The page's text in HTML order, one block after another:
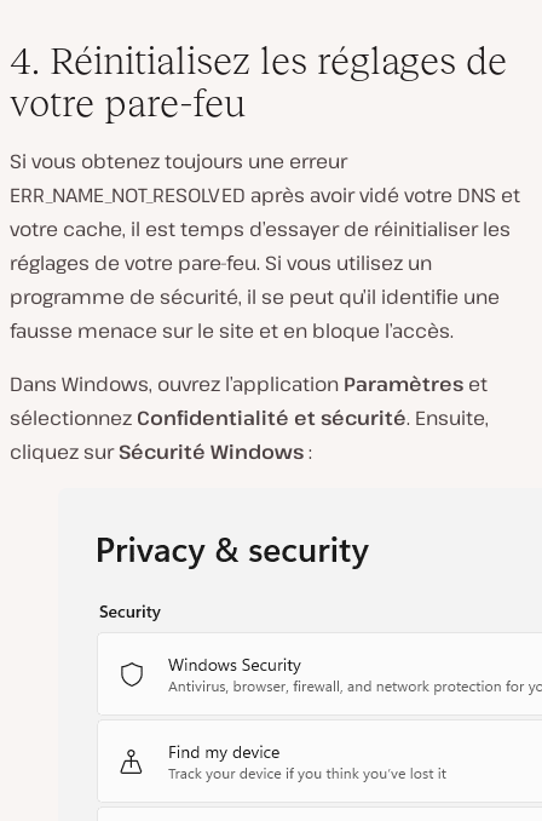
4. Réinitialisez les réglages de
votre pare-feu
Si vous obtenez toujours une erreur
ERR_NAME_NOT_RESOLVED après avoir vidé votre DNS et
votre cache, il est temps d’essayer de réinitialiser les
réglages de votre pare-feu. Si vous utilisez un
programme de sécurité, il se peut qu’il identifie une
fausse menace sur le site et en bloque l’accès.
Dans Windows, ouvrez l’application Paramètres et
sélectionnez Confidentialité et sécurité. Ensuite,
cliquez surSécurité Windows: